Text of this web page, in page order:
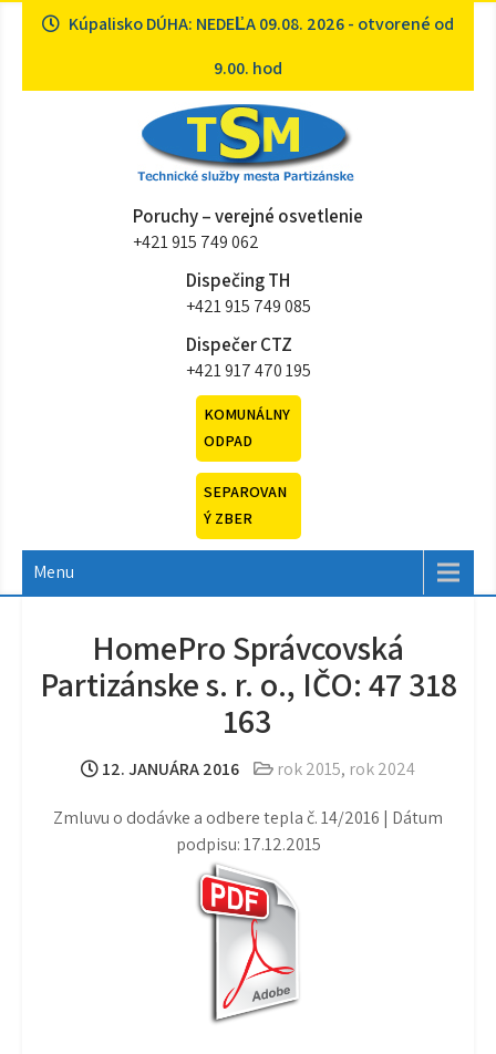
Kúpalisko DÚHA: NEDEĽA 09.08. 2026 - otvorené od
9.00. hod
Technické služby mesta
Partizánske
Sme tu pre vásPoruchy – verejné osvetlenie
+421 915 749 062
Dispečing TH
+421 915 749 085
Dispečer CTZ
+421 917 470 195
KOMUNÁLNY
ODPAD
SEPAROVAN
Ý ZBER
Menu
HomePro Správcovská
Partizánske s. r. o., IČO: 47 318
163
12. JANUÁRA 2016 rok 2015, rok 2024
Zmluvu o dodávke a odbere tepla č. 14/2016 | Dátum
podpisu: 17.12.2015